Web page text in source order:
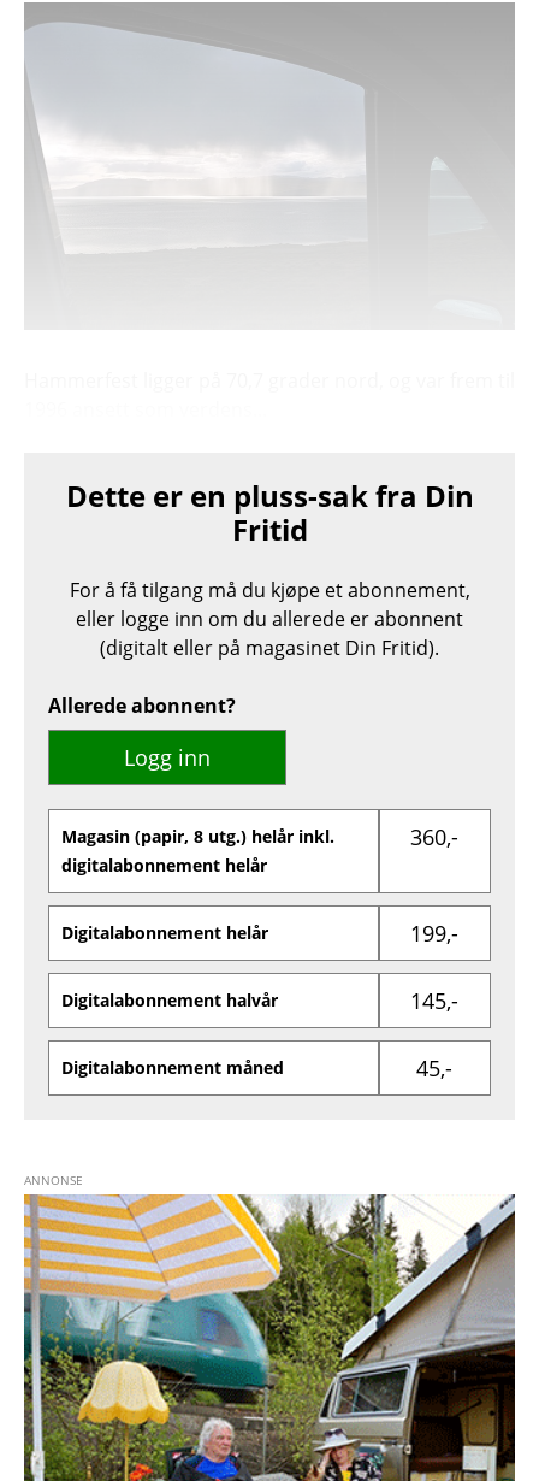
Dette er en pluss-sak fra Din
Fritid
For å få tilgang må du kjøpe et abonnement,
eller logge inn om du allerede er abonnent
(digitalt eller på magasinet Din Fritid).
Allerede abonnent?
Logg inn
Magasin (papir, 8 utg.) helår inkl.
digitalabonnement helår
360,-
Digitalabonnement helår 199,-
Digitalabonnement halvår 145,-
Digitalabonnement måned 45,-